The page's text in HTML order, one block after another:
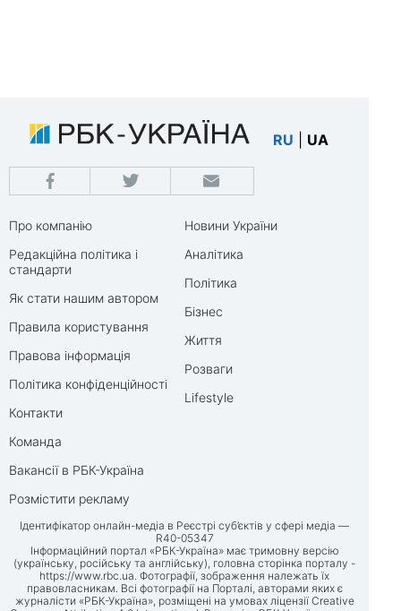
RU UA
Про компанію
Редакційна політика і
стандарти
Як стати нашим автором
Правила користування
Правова інформація
Політика конфіденційності
Контакти
Команда
Вакансії в РБК-Україна
Розмістити рекламу
Новини України
Аналітика
Політика
Бізнес
Життя
Розваги
Lifestyle
Ідентифікатор онлайн-медіа в Реєстрі суб’єктів у сфері медіа —
R40-05347
Інформаційний портал «РБК-Україна» має тримовну версію
(українську, російську та англійську), головна сторінка порталу -
https://www.rbc.ua. Фотографії, зображення належать їх
правовласникам. Всі фотографії на Порталі, авторами яких є
журналісти «РБК-Україна», розміщені на умовах ліцензії Creative